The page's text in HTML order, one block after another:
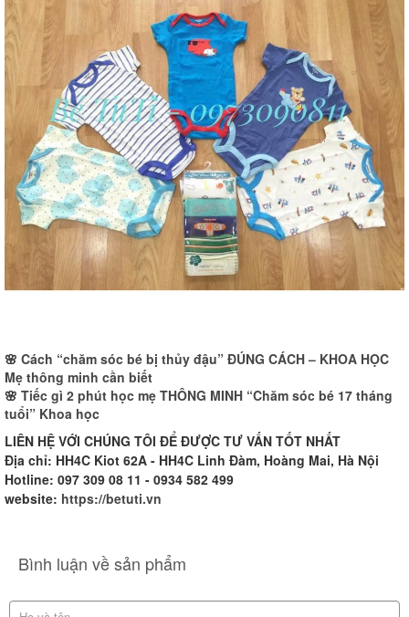
🌸 Cách “chăm sóc bé bị thủy đậu” ĐÚNG CÁCH – KHOA HỌC
Mẹ thông minh cần biết
🌸 Tiếc gì 2 phút học mẹ THÔNG MINH “Chăm sóc bé 17 tháng
tuổi” Khoa học
LIÊN HỆ VỚI CHÚNG TÔI ĐỂ ĐƯỢC TƯ VẤN TỐT NHẤT
Địa chỉ: HH4C Kiot 62A - HH4C Linh Đàm, Hoàng Mai, Hà Nội
Hotline: 097 309 08 11 - 0934 582 499
website: https://betuti.vn
Bình luận về sản phẩm